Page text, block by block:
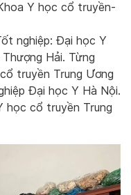
Y học cổ truyền-
nghiệp: Đại học Y
Hải. Từng
truyền Trung Ương
Đại học Y Hà Nội.
học cổ truyền Trung